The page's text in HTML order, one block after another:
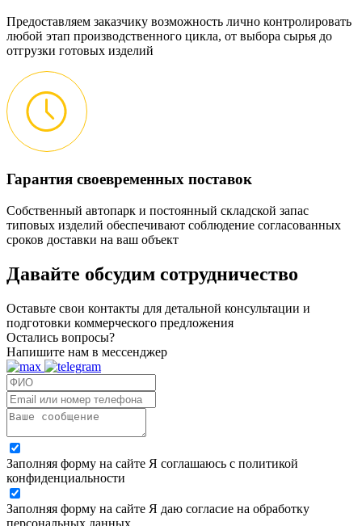
Предоставляем заказчику возможность лично контролировать
любой этап производственного цикла, от выбора сырья до
отгрузки готовых изделий
Гарантия своевременных поставок
Собственный автопарк и постоянный складской запас
типовых изделий обеспечивают соблюдение согласованных
сроков доставки на ваш объект
Давайте обсудим сотрудничество
Оставьте свои контакты для детальной консультации и
подготовки коммерческого предложения
Остались вопросы?
Напишите нам в мессенджер
Заполняя форму на сайте Я соглашаюсь с политикой
конфиденциальности
Заполняя форму на сайте Я даю согласие на обработку
персональных данных.